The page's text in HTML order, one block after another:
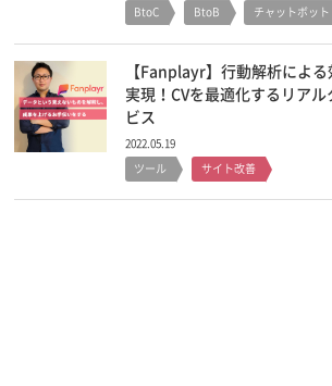
BtoC BtoB チャットボット
【Fanplayr】行動解析によ
実現！CVを最適化するリア
ビス
2022.05.19
ツール サイト改善